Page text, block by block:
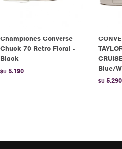
Championes Converse
Chuck 70 Retro Floral -
Black
$U 5.190
Blue/
$U 5.290